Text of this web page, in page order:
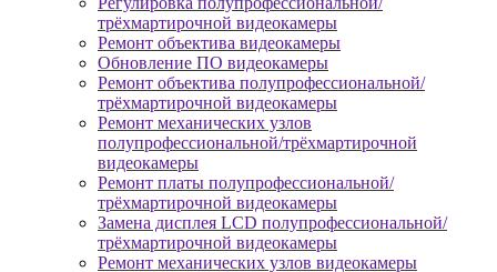
трёхмартирочной видеокамеры
Ремонт объектива видеокамеры
Обновление ПО видеокамеры
Ремонт объектива полупрофессиональной/
трёхмартирочной видеокамеры
Ремонт механических узлов
полупрофессиональной/трёхмартирочной
видеокамеры
Ремонт платы полупрофессиональной/
трёхмартирочной видеокамеры
Замена дисплея LCD полупрофессиональной/
трёхмартирочной видеокамеры
Ремонт механических узлов видеокамеры